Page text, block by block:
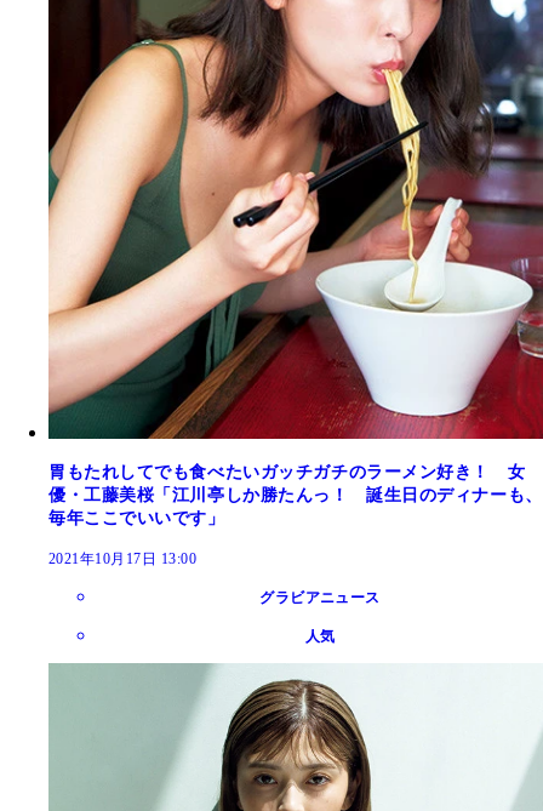
胃もたれしてでも食べたいガッチガチのラーメン好き！ 女
優・工藤美桜「江川亭しか勝たんっ！ 誕生日のディナーも、
毎年ここでいいです」
2021年10月17日 13:00
グラビアニュース
人気